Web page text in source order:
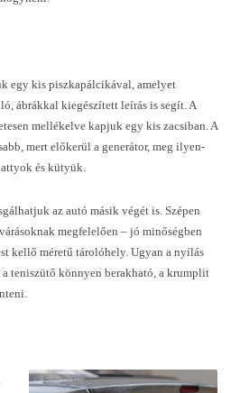
egy kis piszkapálcikával, amelyet
ábrákkal kiegészített leírás is segít. A
mellékelve kapjuk egy kis zacsiban. A
mert előkerül a generátor, meg ilyen-
és kütyük.
az autó másik végét is. Szépen
megfelelően – jó minőségben
kellő méretű tárolóhely. Ugyan a nyílás
teniszütő könnyen berakható, a krumplit